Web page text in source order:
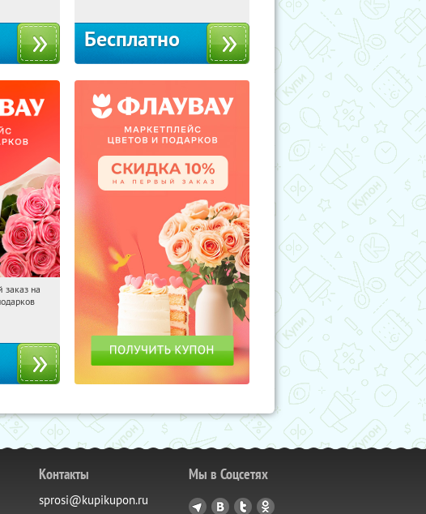
Бесплатно
на
Контакты
sprosi@kupikupon.ru
Мы в Соцсетях